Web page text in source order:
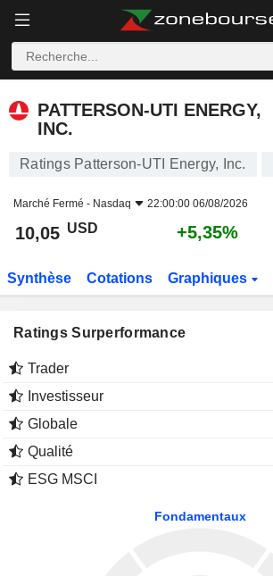
PATTERSON-UTI ENERGY,
INC.
Ratings Patterson-UTI Energy, Inc.
Marché Fermé - Nasdaq 22:00:00 06/08/2026
10,05 USD +5,35%
Synthèse Cotations Graphiques
Ratings Surperformance
Trader
Investisseur
Globale
Qualité
ESG MSCI